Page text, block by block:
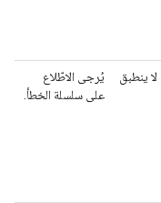
لا ينطبق
يُرجى الاطّلاع
على سلسلة الخطأ.